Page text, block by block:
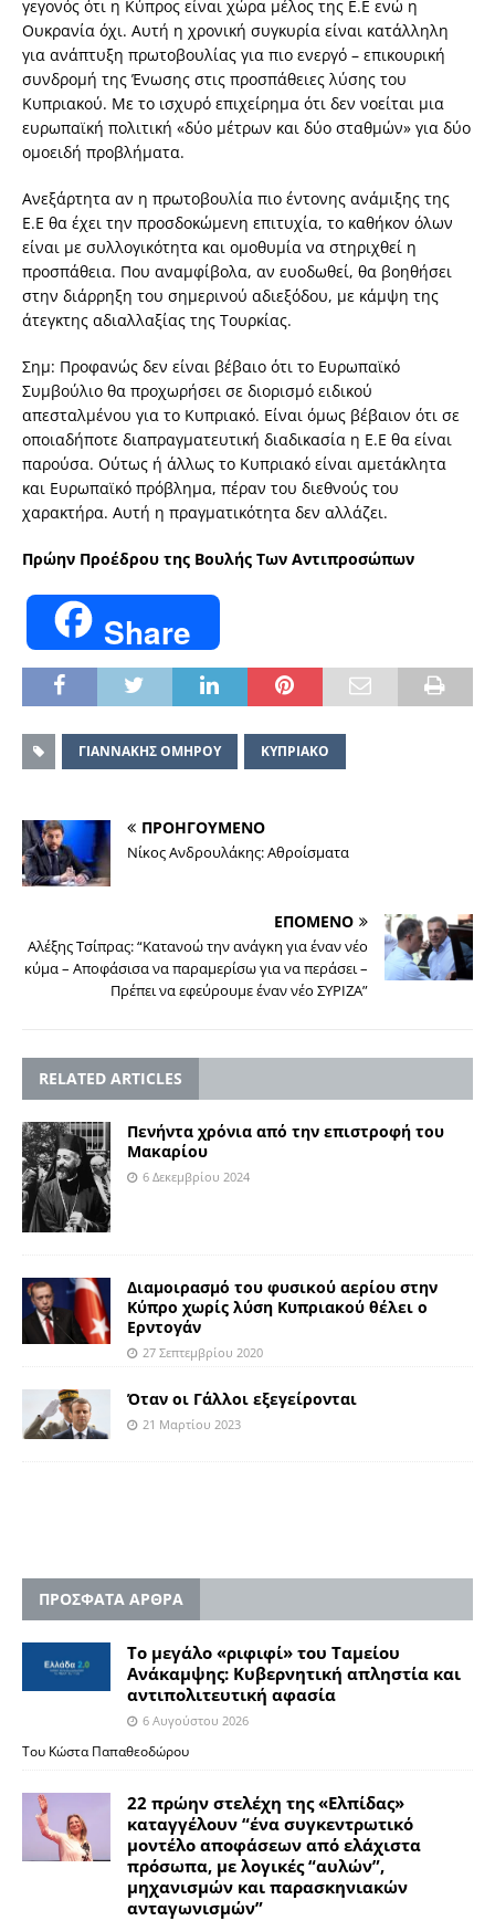
γεγονός ότι η Κύπρος είναι χώρα μέλος της Ε.Ε ενώ η
Ουκρανία όχι. Αυτή η χρονική συγκυρία είναι κατάλληλη
για ανάπτυξη πρωτοβουλίας για πιο ενεργό – επικουρική
συνδρομή της Ένωσης στις προσπάθειες λύσης του
Κυπριακού. Με το ισχυρό επιχείρημα ότι δεν νοείται μια
ευρωπαϊκή πολιτική «δύο μέτρων και δύο σταθμών» για δύο
ομοειδή προβλήματα.
Ανεξάρτητα αν η πρωτοβουλία πιο έντονης ανάμιξης της
Ε.Ε θα έχει την προσδοκώμενη επιτυχία, το καθήκον όλων
είναι με συλλογικότητα και ομοθυμία να στηριχθεί η
προσπάθεια. Που αναμφίβολα, αν ευοδωθεί, θα βοηθήσει
στην διάρρηξη του σημερινού αδιεξόδου, με κάμψη της
άτεγκτης αδιαλλαξίας της Τουρκίας.
Σημ: Προφανώς δεν είναι βέβαιο ότι το Ευρωπαϊκό
Συμβούλιο θα προχωρήσει σε διορισμό ειδικού
απεσταλμένου για το Κυπριακό. Είναι όμως βέβαιον ότι σε
οποιαδήποτε διαπραγματευτική διαδικασία η Ε.Ε θα είναι
παρούσα. Ούτως ή άλλως το Κυπριακό είναι αμετάκλητα
και Ευρωπαϊκό πρόβλημα, πέραν του διεθνούς του
χαρακτήρα. Αυτή η πραγματικότητα δεν αλλάζει.
Πρώην Προέδρου της Βουλής Των Αντιπροσώπων
Share
ΓΙΑΝΝΑΚΗΣ ΟΜΗΡΟΥ ΚΥΠΡΙΑΚΟ
ΠΡΟΗΓΟΥΜΕΝΟ
Νίκος Ανδρουλάκης: Αθροίσματα
ΕΠΟΜΕΝΟ
Αλέξης Τσίπρας: “Κατανοώ την ανάγκη για έναν νέο
κύμα – Αποφάσισα να παραμερίσω για να περάσει –
Πρέπει να εφεύρουμε έναν νέο ΣΥΡΙΖΑ”
RELATED ARTICLES
Πενήντα χρόνια από την επιστροφή του
Μακαρίου
6 Δεκεμβρίου 2024
Διαμοιρασμό του φυσικού αερίου στην
Κύπρο χωρίς λύση Κυπριακού θέλει ο
Ερντογάν
27 Σεπτεμβρίου 2020
Όταν οι Γάλλοι εξεγείρονται
21 Μαρτίου 2023
ΠΡΟΣΦΑΤΑ ΑΡΘΡΑ
Το μεγάλο «ριφιφί» του Ταμείου
Ανάκαμψης: Κυβερνητική απληστία και
αντιπολιτευτική αφασία
6 Αυγούστου 2026
Του Κώστα Παπαθεοδώρου
22 πρώην στελέχη της «Ελπίδας»
καταγγέλουν “ένα συγκεντρωτικό
μοντέλο αποφάσεων από ελάχιστα
πρόσωπα, με λογικές “αυλών”,
μηχανισμών και παρασκηνιακών
ανταγωνισμών”